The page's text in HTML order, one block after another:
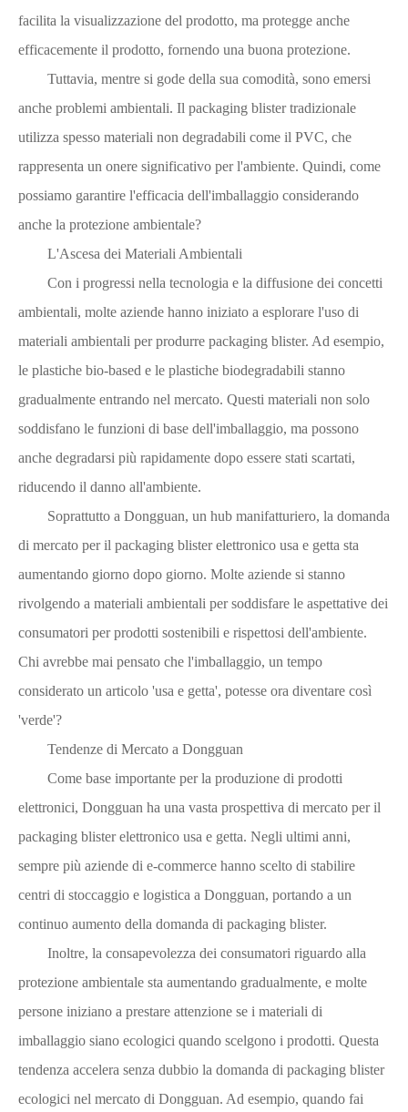
facilita la visualizzazione del prodotto, ma protegge anche
efficacemente il prodotto, fornendo una buona protezione.
Tuttavia, mentre si gode della sua comodità, sono emersi
anche problemi ambientali. Il packaging blister tradizionale
utilizza spesso materiali non degradabili come il PVC, che
rappresenta un onere significativo per l'ambiente. Quindi, come
possiamo garantire l'efficacia dell'imballaggio considerando
anche la protezione ambientale?
L'Ascesa dei Materiali Ambientali
Con i progressi nella tecnologia e la diffusione dei concetti
ambientali, molte aziende hanno iniziato a esplorare l'uso di
materiali ambientali per produrre packaging blister. Ad esempio,
le plastiche bio-based e le plastiche biodegradabili stanno
gradualmente entrando nel mercato. Questi materiali non solo
soddisfano le funzioni di base dell'imballaggio, ma possono
anche degradarsi più rapidamente dopo essere stati scartati,
riducendo il danno all'ambiente.
Soprattutto a Dongguan, un hub manifatturiero, la domanda
di mercato per il packaging blister elettronico usa e getta sta
aumentando giorno dopo giorno. Molte aziende si stanno
rivolgendo a materiali ambientali per soddisfare le aspettative dei
consumatori per prodotti sostenibili e rispettosi dell'ambiente.
Chi avrebbe mai pensato che l'imballaggio, un tempo
considerato un articolo 'usa e getta', potesse ora diventare così
'verde'?
Tendenze di Mercato a Dongguan
Come base importante per la produzione di prodotti
elettronici, Dongguan ha una vasta prospettiva di mercato per il
packaging blister elettronico usa e getta. Negli ultimi anni,
sempre più aziende di e-commerce hanno scelto di stabilire
centri di stoccaggio e logistica a Dongguan, portando a un
continuo aumento della domanda di packaging blister.
Inoltre, la consapevolezza dei consumatori riguardo alla
protezione ambientale sta aumentando gradualmente, e molte
persone iniziano a prestare attenzione se i materiali di
imballaggio siano ecologici quando scelgono i prodotti. Questa
tendenza accelera senza dubbio la domanda di packaging blister
ecologici nel mercato di Dongguan. Ad esempio, quando fai